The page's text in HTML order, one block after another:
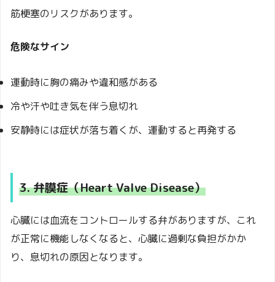
筋梗塞のリスクがあります。
危険なサイン
運動時に胸の痛みや違和感がある
冷や汗や吐き気を伴う息切れ
安静時には症状が落ち着くが、運動すると再発する
3. 弁膜症（Heart Valve Disease）
心臓には血流をコントロールする弁がありますが、これ
が正常に機能しなくなると、心臓に過剰な負担がかか
り、息切れの原因となります。